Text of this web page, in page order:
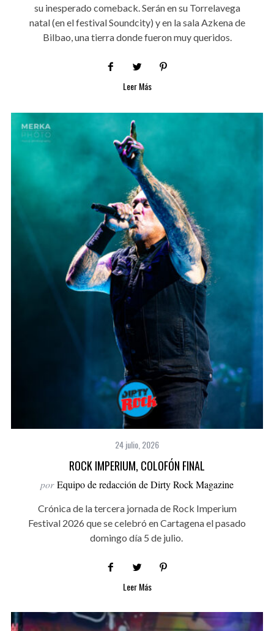
su inesperado comeback. Serán en su Torrelavega
natal (en el festival Soundcity) y en la sala Azkena de
Bilbao, una tierra donde fueron muy queridos.
Leer Más
24 julio, 2026
ROCK IMPERIUM, COLOFÓN FINAL
por Equipo de redacción de Dirty Rock Magazine
Crónica de la tercera jornada de Rock Imperium
Festival 2026 que se celebró en Cartagena el pasado
domingo día 5 de julio.
Leer Más